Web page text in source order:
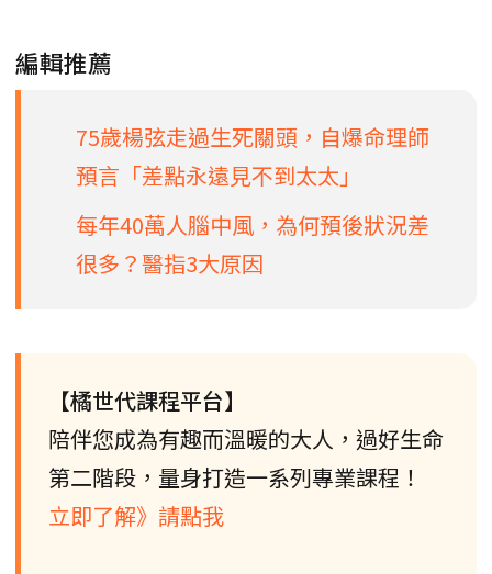
編輯推薦
75歲楊弦走過生死關頭，自爆命理師
預言「差點永遠見不到太太」
每年40萬人腦中風，為何預後狀況差
很多？醫指3大原因
【橘世代課程平台】
陪伴您成為有趣而溫暖的大人，過好生命
第二階段，量身打造一系列專業課程！
立即了解》請點我